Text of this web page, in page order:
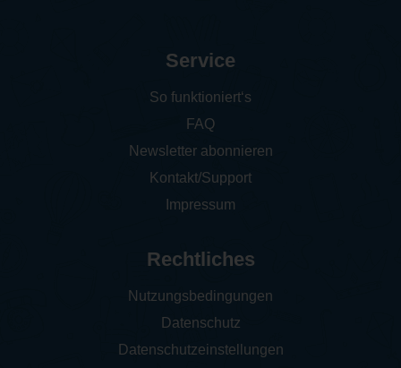
Service
So funktioniert‘s
FAQ
Newsletter abonnieren
Kontakt/Support
Impressum
Rechtliches
Nutzungsbedingungen
Datenschutz
Datenschutzeinstellungen